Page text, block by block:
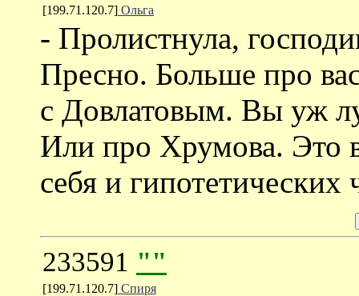
[199.71.120.7] Ольга
- Пролистнула,
Пресно. Больше про
с Довлатовым. Вы уж
Или про Хрумова. Это
себя и гипотетических
233591 ""
[199.71.120.7] Спиря